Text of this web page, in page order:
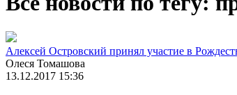
Алексей Островский принял участие в
Олеся Томашова
13.12.2017 15:36